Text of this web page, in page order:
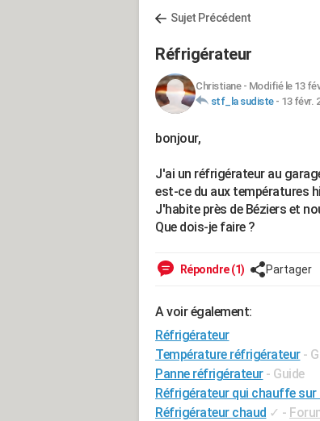
Sujet Précédent
Réfrigérateur
Christiane- Modifié le 13
stf_la sudiste- 13 févr.
bonjour,
J'ai un réfrigérateur au
est-ce du aux températures
J'habite près de Béziers et
Que dois-je faire ?
Répondre (1) Partager
A voir également:
Réfrigérateur
Température réfrigérateur -
Panne réfrigérateur - Guide
Réfrigérateur qui chauffe
Réfrigérateur chaud ✓ -